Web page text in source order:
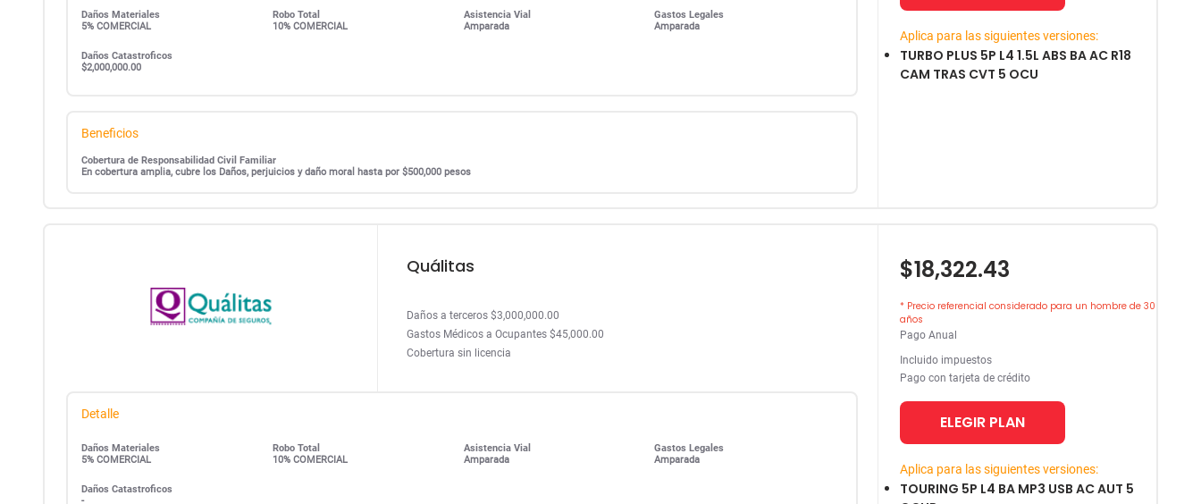
Daños Materiales
5% COMERCIAL
Robo Total
10% COMERCIAL
Asistencia Vial
Amparada
Gastos Legales
Amparada
Daños Catastroficos
$2,000,000.00
Beneficios
Cobertura de Responsabilidad Civil Familiar
En cobertura amplia, cubre los Daños, perjuicios y daño moral hasta por $500,000 pesos
Aplica para las siguientes versiones:
TURBO PLUS 5P L4 1.5L ABS BA AC R18
CAM TRAS CVT 5 OCU
Quálitas
Daños a terceros $3,000,000.00
Gastos Médicos a Ocupantes $45,000.00
Cobertura sin licencia
Detalle
Daños Materiales
5% COMERCIAL
Robo Total
10% COMERCIAL
Asistencia Vial
Amparada
Gastos Legales
Amparada
Daños Catastroficos
-
$18,322.43
* Precio referencial considerado para un hombre de 30
años
Pago Anual
Incluido impuestos
Pago con tarjeta de crédito
ELEGIR PLAN
Aplica para las siguientes versiones:
TOURING 5P L4 BA MP3 USB AC AUT 5